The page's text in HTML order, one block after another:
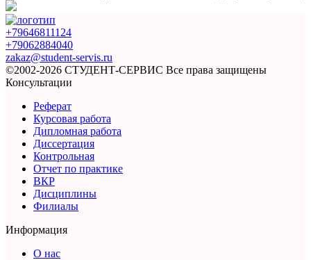
+79646811124
+79062884040
zakaz@student-servis.ru
©2002-2026 СТУДЕНТ-СЕРВИС Все права защищены
Консультации
Реферат
Курсовая работа
Дипломная работа
Диссертация
Контрольная
Отчет по практике
ВКР
Дисциплины
Филиалы
Информация
О нас